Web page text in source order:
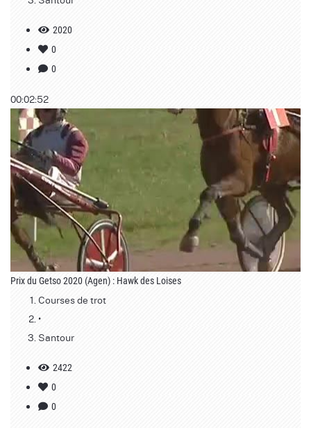
2020
0
0
00:02:52
Prix du Getso 2020 (Agen) : Hawk des Loises
Courses de trot
•
Santour
2422
0
0